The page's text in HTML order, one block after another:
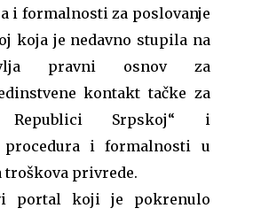
i formalnosti za poslovanje
koja je nedavno stupila na
pravni osnov za
kontakt tačke za
Republici Srpskoj“ i
procedura i formalnosti u
troškova privrede.
portal koji je pokrenulo